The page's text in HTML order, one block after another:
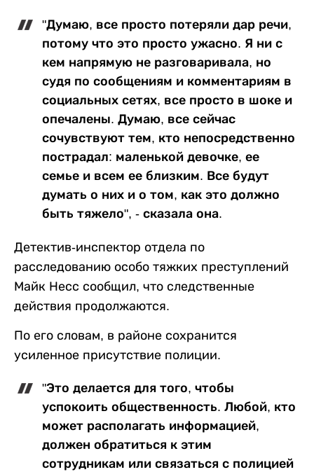
"Думаю, все просто потеряли дар речи,
потому что это просто ужасно. Я ни с
кем напрямую не разговаривала, но
судя по сообщениям и комментариям в
социальных сетях, все просто в шоке и
опечалены. Думаю, все сейчас
сочувствуют тем, кто непосредственно
пострадал: маленькой девочке, ее
семье и всем ее близким. Все будут
думать о них и о том, как это должно
быть тяжело", - сказала она.
Детектив-инспектор отдела по
расследованию особо тяжких преступлений
Майк Несс сообщил, что следственные
действия продолжаются.
По его словам, в районе сохранится
усиленное присутствие полиции.
"Это делается для того, чтобы
успокоить общественность. Любой, кто
может располагать информацией,
должен обратиться к этим
сотрудникам или связаться с полицией